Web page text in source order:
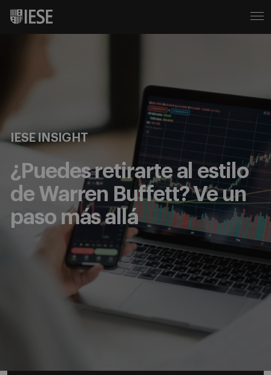
IESE INSIGHT
¿Puedes retirarte al estilo
de Warren Buffett? Ve un
paso más allá